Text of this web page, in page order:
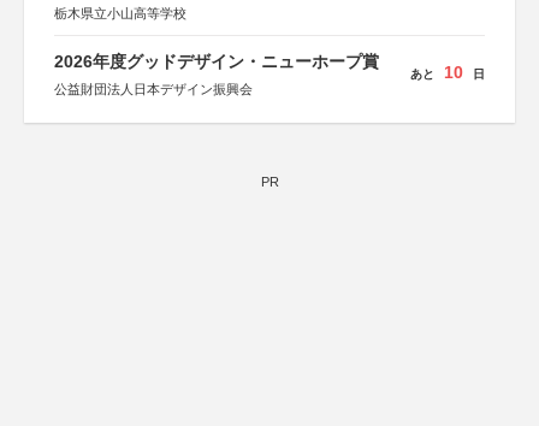
栃木県立小山高等学校
2026年度グッドデザイン・ニューホープ賞
公益財団法人日本デザイン振興会
あと 10 日
PR